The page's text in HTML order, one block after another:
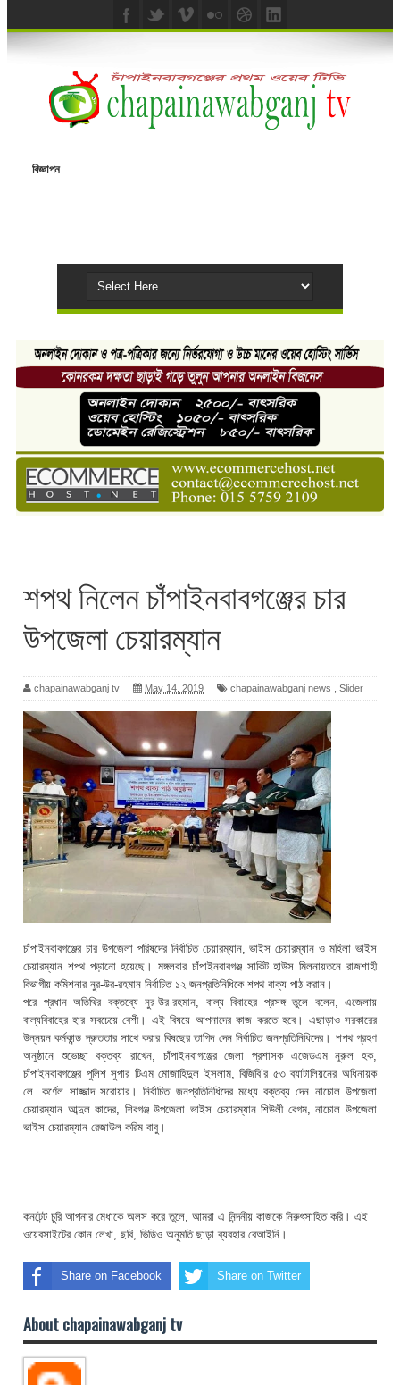
বিজ্ঞাপন
শপথ নিলেন চাঁপাইনবাবগঞ্জের চার
উপজেলা চেয়ারম্যান
chapainawabganj tv May 14, 2019 chapainawabganj news Slider
চাঁপাইনবাবগঞ্জের চার উপজেলা পরিষদের নির্বাচিত চেয়ারম্যান, ভাইস চেয়ারম্যান ও মহিলা ভাইস
চেয়ারম্যান শপথ পড়ানো হয়েছে। মঙ্গলবার চাঁপাইনবাবগঞ্জ সার্কিট হাউস মিলনায়তনে রাজশাহী
বিভাগীয় কমিশনার নুর-উর-রহমান নির্বাচিত ১২ জনপ্রতিনিধিকে শপথ বাক্য পাঠ করান।
পরে প্রধান অতিথির বক্তব্যে নুর-উর-রহমান, বাল্য বিবাহের প্রসঙ্গ তুলে বলেন, এজেলায়
বাল্যবিবাহের হার সবচেয়ে বেশী। এই বিষয়ে আপনাদের কাজ করতে হবে। এছাড়াও সরকারের
উন্নয়ন কর্মকান্ড দ্রুততার সাথে করার বিষছের তাগিদ দেন নির্বাচিত জনপ্রতিনিধিদের। শপথ গ্রহণ
অনুষ্ঠানে শুভেচ্ছা বক্তব্য রাখেন, চাঁপাইনবাগঞ্জের জেলা প্রশাসক এজেডএম নূরুল হক,
চাঁপাইনবাবগঞ্জের পুলিশ সুপার টিএম মোজাহিদুল ইসলাম, বিজিবি’র ৫৩ ব্যাটালিয়নের অধিনায়ক
লে. কর্ণেল সাজ্জাদ সরোয়ার। নির্বাচিত জনপ্রতিনিধিদের মধ্যে বক্তব্য দেন নাচোল উপজেলা
চেয়ারম্যান আব্দুল কাদের, শিবগঞ্জ উপজেলা ভাইস চেয়ারম্যান শিউলী বেগম, নাচোল উপজেলা
ভাইস চেয়ারম্যান রেজাউল করিম বাবু।
কনটেন্ট চুরি আপনার মেধাকে অলস করে তুলে, আমরা এ নিন্দনীয় কাজকে নিরুৎসাহিত করি। এই
ওয়েবসাইটের কোন লেখা, ছবি, ভিডিও অনুমতি ছাড়া ব্যবহার বেআইনি।
Share on Facebook Share on Twitter
About chapainawabganj tv